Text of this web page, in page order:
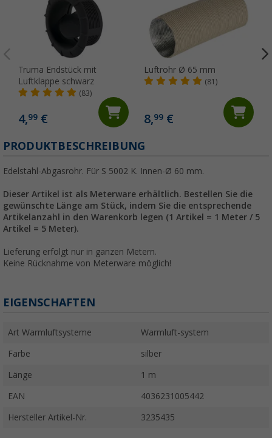
Truma Endstück mit
Luftklappe schwarz
(83)
4,99 €
Luftrohr Ø 65 mm
(81)
8,99€
PRODUKTBESCHREIBUNG
Edelstahl-Abgasrohr. Für S 5002 K. Innen-Ø 60 mm.
Dieser Artikel ist als Meterware erhältlich. Bestellen Sie die
gewünschte Länge am Stück, indem Sie die entsprechende
Artikelanzahl in den Warenkorb legen (1 Artikel = 1 Meter / 5
Artikel = 5 Meter).
Lieferung erfolgt nur in ganzen Metern.
Keine Rücknahme von Meterware möglich!
EIGENSCHAFTEN
Art Warmluftsysteme Warmluft-system
Farbe silber
Länge 1 m
EAN 4036231005442
Hersteller Artikel-Nr. 3235435